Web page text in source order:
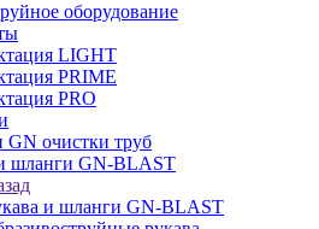
оборудование
LIGHT
PRIME
PRO
GN очистки труб
шланги GN-BLAST
и шланги GN-BLAST